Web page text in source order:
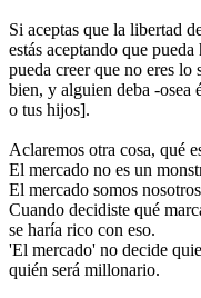
Si aceptas que la libertad
estás aceptando que
pueda creer que no eres
bien, y alguien deba -osea
o tus hijos].
Aclaremos otra cosa, qué
El mercado no es un
El mercado somos
Cuando decidiste qué
se haría rico con eso.
'El mercado' no decide
quién será millonario.